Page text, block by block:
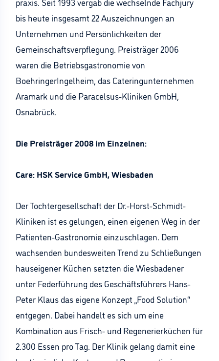
bis heute insgesamt 22 Auszeichnungen an
Unternehmen und Persönlichkeiten der
Gemeinschaftsverpflegung. Preisträger 2006
waren die Betriebsgastronomie von
BoehringerIngelheim, das Cateringunternehmen
Aramark und die Paracelsus-Kliniken GmbH,
Osnabrück.
Die Preisträger 2008 im Einzelnen:
Care: HSK Service GmbH, Wiesbaden
Der Tochtergesellschaft der Dr.-Horst-Schmidt-
Kliniken ist es gelungen, einen eigenen Weg in der
Patienten-Gastronomie einzuschlagen. Dem
wachsenden bundesweiten Trend zu Schließungen
hauseigener Küchen setzten die Wiesbadener
unter Federführung des Geschäftsführers Hans-
Peter Klaus das eigene Konzept „Food Solution“
entgegen. Dabei handelt es sich um eine
Kombination aus Frisch- und Regenerierküchen für
2.300 Essen pro Tag. Der Klinik gelang damit eine